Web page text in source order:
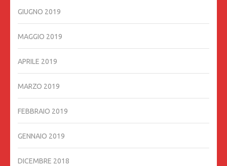
GIUGNO 2019
MAGGIO 2019
APRILE 2019
MARZO 2019
FEBBRAIO 2019
GENNAIO 2019
DICEMBRE 2018